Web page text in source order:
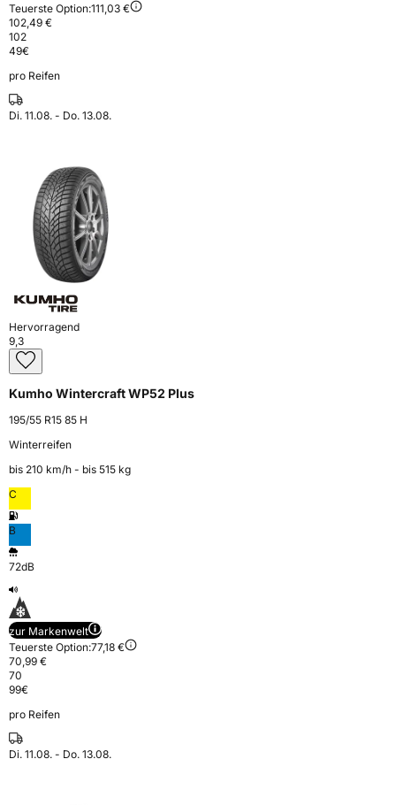
Teuerste Option:111,03 €
102,49 €
102
49€
pro Reifen
Di. 11.08. - Do. 13.08.
Hervorragend
9,3
Kumho Wintercraft WP52 Plus
195/55 R15 85 H
Winterreifen
bis 210 km⁠/⁠h - bis 515 kg
C
B
72dB
zur Markenwelt
Teuerste Option:77,18 €
70,99 €
70
99€
pro Reifen
Di. 11.08. - Do. 13.08.